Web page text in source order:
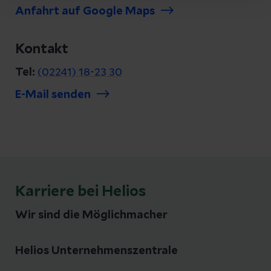
Anfahrt auf Google Maps
Kontakt
Tel: (02241) 18-23 30
E-Mail senden
Karriere bei Helios
Wir sind die Möglichmacher
Helios Unternehmenszentrale